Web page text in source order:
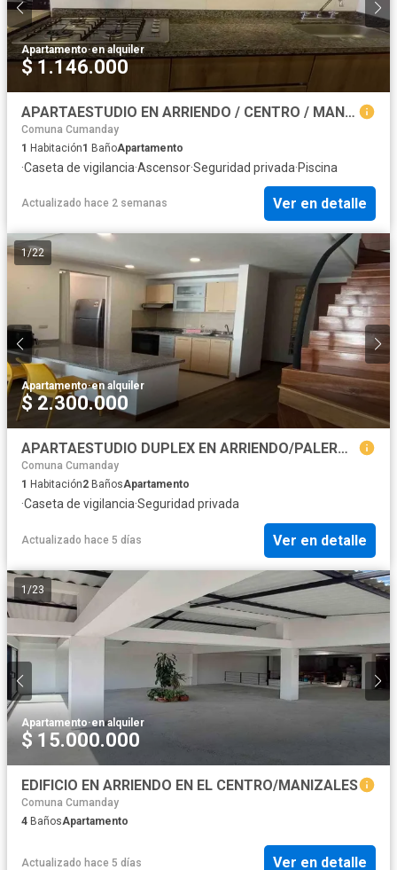
Apartamento·en alquiler
$ 1.146.000
APARTAESTUDIO EN ARRIENDO / CENTRO / MANIZALES
Comuna Cumanday
1 Habitación1 BañoApartamento
·Caseta de vigilancia·Ascensor·Seguridad privada·Piscina
Actualizado hace 2 semanas Ver en detalle
1/22
Apartamento·en alquiler
$ 2.300.000
APARTAESTUDIO DUPLEX EN ARRIENDO/PALERMO
Comuna Cumanday
1 Habitación2 BañosApartamento
·Caseta de vigilancia·Seguridad privada
Actualizado hace 5 días Ver en detalle
1 /23
Apartamento·en alquiler
$ 15.000.000
EDIFICIO EN ARRIENDO EN EL CENTRO/MANIZALES
Comuna Cumanday
4 BañosApartamento
Actualizado hace 5 días Ver en detalle